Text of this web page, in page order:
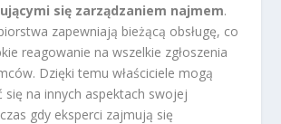
się zarządzaniem najmem.
zapewniają bieżącą obsługę, co
reagowanie na wszelkie zgłoszenia
Dzięki temu właściciele mogą
się na innych aspektach swojej
gdy eksperci zajmują się